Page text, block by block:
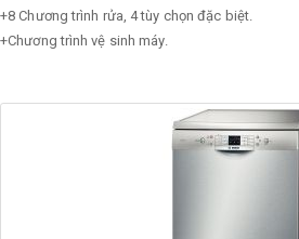
+8 Chương trình rửa, 4 tùy chọn đặc biệt.
+Chương trình vệ sinh máy.